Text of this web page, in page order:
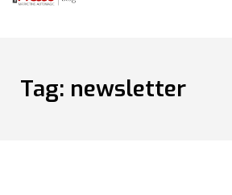
Tag: newsletter